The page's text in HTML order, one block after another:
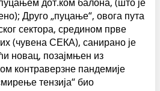
Друго „пуцање“, овога пута
сектора, средином прве
(чувена СЕКА), санирано је
новац, позајмњен из
контраверзне пандемије
тензија“ био